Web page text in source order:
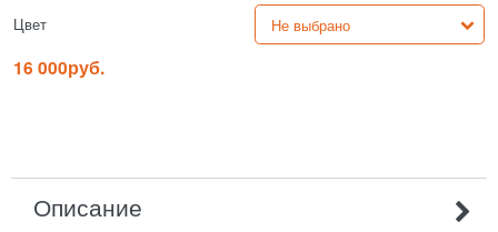
Цвет
16 000руб.
Описание